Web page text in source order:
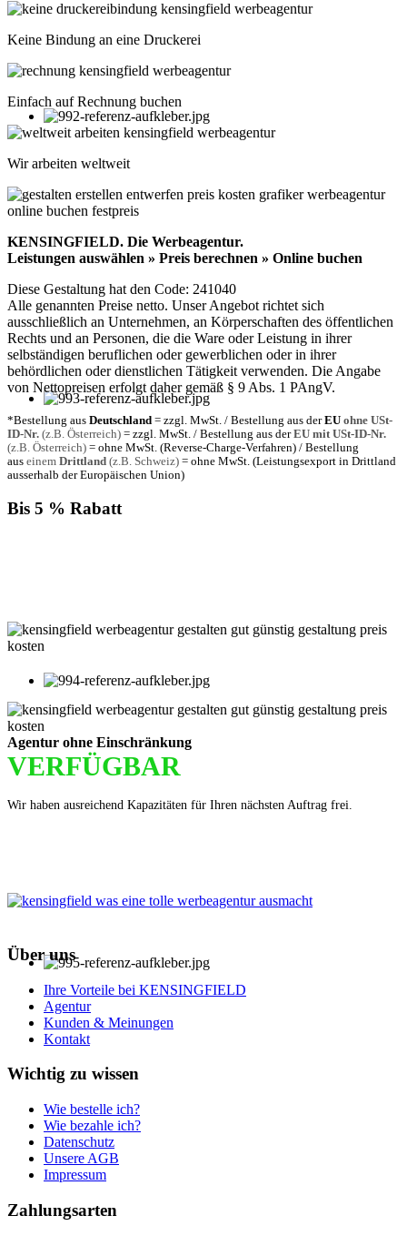
Keine Bindung an eine Druckerei
Einfach auf Rechnung buchen
Wir arbeiten weltweit
KENSINGFIELD. Die Werbeagentur.
Leistungen auswählen » Preis berechnen » Online buchen
Diese Gestaltung hat den Code: 241040
Alle genannten Preise netto. Unser Angebot richtet sich
ausschließlich an Unternehmen, an Körperschaften des öffentlichen
Rechts und an Personen, die die Ware oder Leistung in ihrer
selbständigen beruflichen oder gewerblichen oder in ihrer
behördlichen oder dienstlichen Tätigkeit verwenden. Die Angabe
von Nettopreisen erfolgt daher gemäß § 9 Abs. 1 PAngV.
*Bestellung aus Deutschland = zzgl. MwSt. / Bestellung aus derEU ohne USt-
ID-Nr. (z.B. Österreich) = zzgl. MwSt. / Bestellung aus derEU mit USt-ID-Nr.
(z.B. Österreich) = ohne MwSt. (Reverse-Charge-Verfahren) / Bestellung
aus einem Drittland (z.B. Schweiz) = ohne MwSt. (Leistungsexport in Drittland
ausserhalb der Europäischen Union)
Bis 5 % Rabatt
Agentur ohne Einschränkung
VERFÜGBAR
Wir haben ausreichend Kapazitäten für Ihren nächsten Auftrag frei.
Über uns
Ihre Vorteile bei KENSINGFIELD
Agentur
Kunden & Meinungen
Kontakt
Wichtig zu wissen
Wie bestelle ich?
Wie bezahle ich?
Datenschutz
Unsere AGB
Impressum
Zahlungsarten